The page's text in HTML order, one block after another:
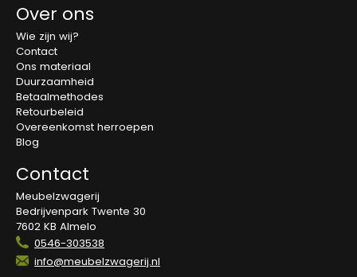
Over ons
Wie zijn wij?
Contact
Ons materiaal
Duurzaamheid
Betaalmethodes
Retourbeleid
Overeenkomst herroepen
Blog
Contact
Meubelzwagerij
Bedrijvenpark Twente 30
7602 KB Almelo
0546-303538
info@meubelzwagerij.nl